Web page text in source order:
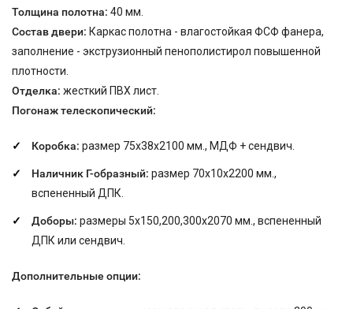
Толщина полотна: 40 мм.
Состав двери: Каркас полотна - влагостойкая ФСФ фанера,
заполнение - экструзионный пенополистирол повышенной
плотности.
Отделка: жесткий ПВХ лист.
Погонаж телескопический:
Коробка: размер 75х38х2100 мм., МДФ + сендвич.
Наличник Г-образный: размер 70х10х2200 мм.,
вспененный ДПК.
Доборы: размеры 5х150,200,300х2070 мм., вспененный
ДПК или сендвич.
Дополнительные опции: